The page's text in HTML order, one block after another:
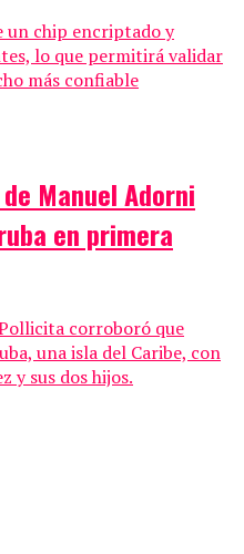
un chip encriptado y
lo que permitirá validar
más confiable
Manuel Adorni
en primera
corroboró que
una isla del Caribe, con
y sus dos hijos.